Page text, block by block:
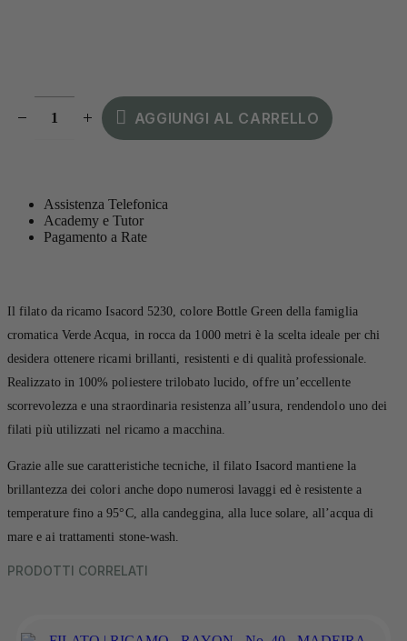
AGGIUNGI AL CARRELLO
Assistenza Telefonica
Academy e Tutor
Pagamento a Rate
Il filato da ricamo Isacord 5230, colore Bottle Green della famiglia
cromatica Verde Acqua, in rocca da 1000 metri è la scelta ideale per chi
desidera ottenere ricami brillanti, resistenti e di qualità professionale.
Realizzato in 100% poliestere trilobato lucido, offre un’eccellente
scorrevolezza e una straordinaria resistenza all’usura, rendendolo uno dei
filati più utilizzati nel ricamo a macchina.
Grazie alle sue caratteristiche tecniche, il filato Isacord mantiene la
brillantezza dei colori anche dopo numerosi lavaggi ed è resistente a
temperature fino a 95°C, alla candeggina, alla luce solare, all’acqua di
mare e ai trattamenti stone-wash.
PRODOTTI CORRELATI